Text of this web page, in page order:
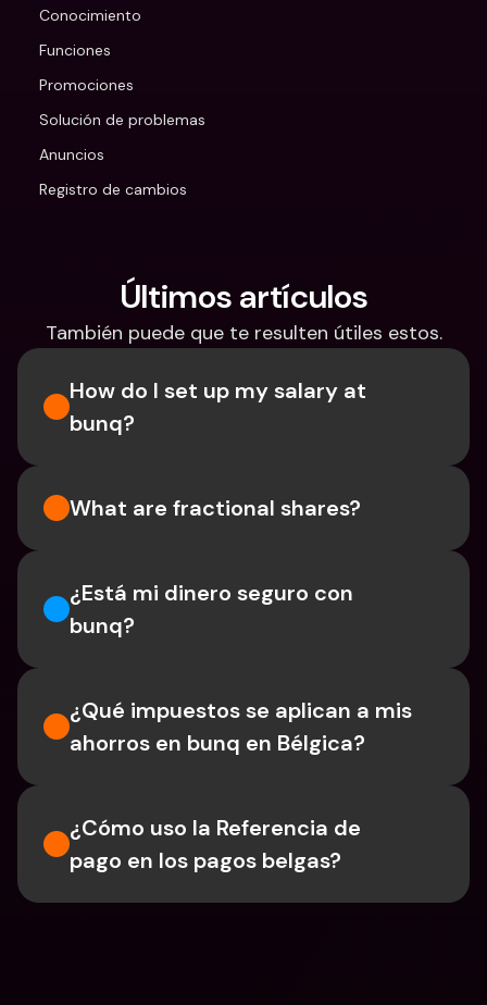
Conocimiento
Funciones
Promociones
Solución de problemas
Anuncios
Registro de cambios
Últimos artículos
También puede que te resulten útiles estos.
How do I set up my salary at
bunq?
What are fractional shares?
¿Está mi dinero seguro con
bunq?
¿Qué impuestos se aplican a mis
ahorros en bunq en Bélgica?
¿Cómo uso la Referencia de
pago en los pagos belgas?